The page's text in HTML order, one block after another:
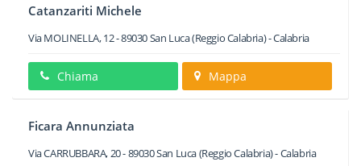
Catanzariti Michele
Via MOLINELLA, 12-89030San Luca(Reggio Calabria) -Calabria
Chiama Mappa
Ficara Annunziata
Via CARRUBBARA, 20-89030San Luca(Reggio Calabria) -Calabria